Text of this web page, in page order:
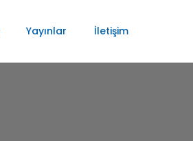
Yayınlar İletişim